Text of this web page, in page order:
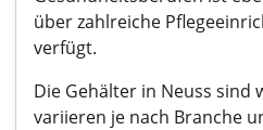
über zahlreiche
verfügt.
Die Gehälter in Neuss sind
variieren je nach Branche